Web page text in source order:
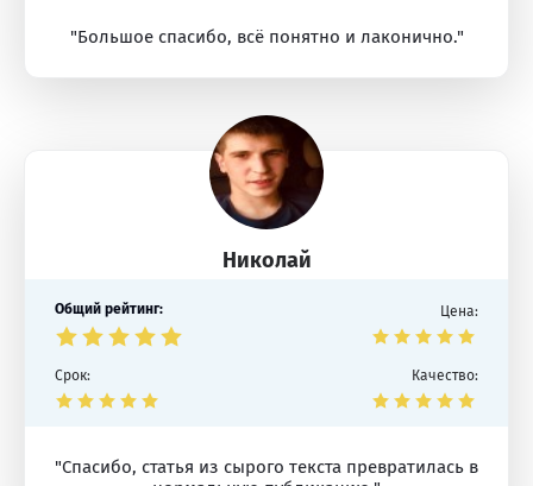
"Большое спасибо, всё понятно и лаконично."
Николай
Общий рейтинг: Цена:
Срок: Качество:
"Спасибо, статья из сырого текста превратилась в